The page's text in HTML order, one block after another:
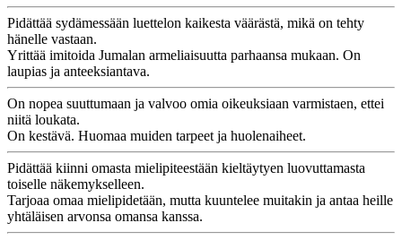
Pidättää sydämessään luettelon kaikesta väärästä, mikä on tehty
hänelle vastaan.
Yrittää imitoida Jumalan armeliaisuutta parhaansa mukaan. On
laupias ja anteeksiantava.
On nopea suuttumaan ja valvoo omia oikeuksiaan varmistaen, ettei
niitä loukata.
On kestävä. Huomaa muiden tarpeet ja huolenaiheet.
Pidättää kiinni omasta mielipiteestään kieltäytyen luovuttamasta
toiselle näkemykselleen.
Tarjoaa omaa mielipidetään, mutta kuuntelee muitakin ja antaa heille
yhtäläisen arvonsa omansa kanssa.